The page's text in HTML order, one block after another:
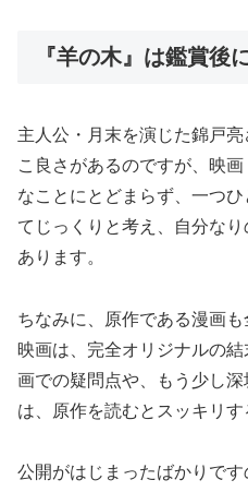
『羊の木』は鑑賞後
主人公・月末を演じた錦戸
こ良さがあるのですが、映
なことにとどまらず、一つ
てじっくりと考え、自分な
あります。
ちなみに、原作である漫画も
映画は、完全オリジナルの
画での疑問点や、もう少し
は、原作を読むとスッキリす
公開がはじまったばかりで